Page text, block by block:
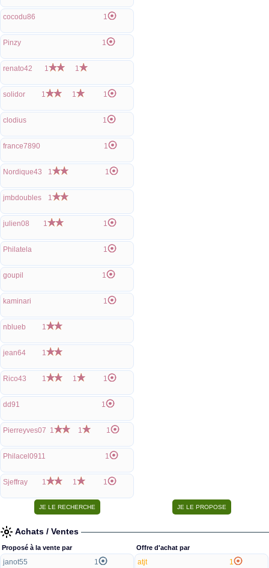
cocodu86 1
Pinzy 1
renato42 1 1
solidor 1 1 1
clodius 1
france7890 1
Nordique43 1 1
jmbdoubles 1
julien08 1 1
Philatela 1
goupil 1
kaminari 1
nblueb 1
jean64 1
Rico43 1 1 1
dd91 1
Pierreyves07 1 1 1
Philacel0911 1
Sjeffray 1 1 1
Achats / Ventes
Proposé à la vente par
janot55
1
Offre d'achat par
atjt
1